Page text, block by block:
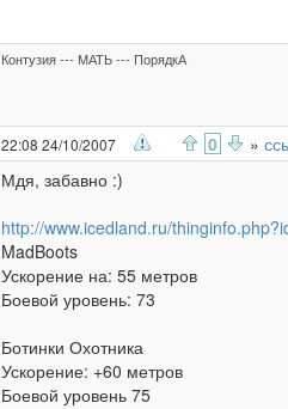
Контузия --- МАТЬ --- ПорядкА
22:08 24/10/2007 0 »
Мдя, забавно :)
http://www.icedland.ru/
MadBoots
Ускорение на: 55 метров
Боевой уровень: 73
Ботинки Охотника
Ускорение: +60 метров
Боевой уровень 75